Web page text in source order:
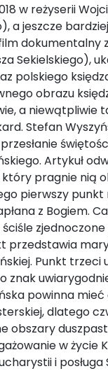
w reżyserii
a jeszcze
dokumentalny
Sekielskiego),
polskiego
obrazu
a niewątpliwie
Stefan
Artykuł
który pragnie nią
pierwszy
z Bogiem.
przedstawia
Punkt trzeci
znak
powinna
dlatego
obszary
w życie
i posługa